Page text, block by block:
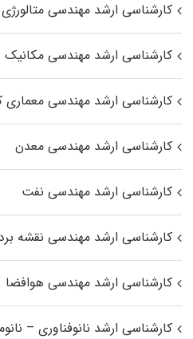
کارشناسی ارشد مهندسی
کارشناسی ارشد مهندسی مکانیک
کارشناسی ارشد مهندسی
کارشناسی ارشد مهندسی معدن
کارشناسی ارشد مهندسی نفت
کارشناسی ارشد مهندسی نقشه
کارشناسی ارشد مهندسی هوافضا
کارشناسی ارشد نانوفناوری –